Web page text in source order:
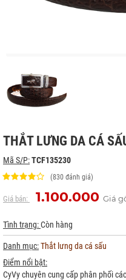
THẮT LƯNG DA CÁ
Mã S/P:TCF135230
(830 đánh giá)
Giá bán: 1.100.000 Giá
Tình trạng:Còn hàng
Danh mục:Thắt lưng da cá sấu
Điểm nổi bật:
CyVy chuyên cung cấp phân phối